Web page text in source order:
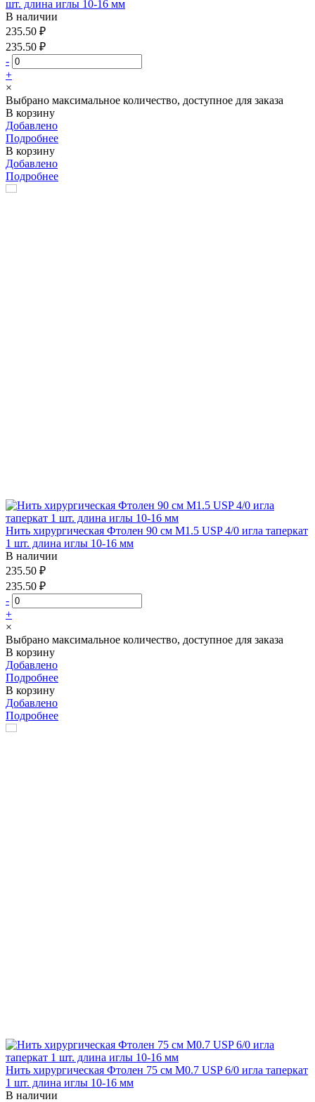
шт. длина иглы 10-16 мм
В наличии
235.50 ₽
235.50 ₽
-
+
×
Выбрано максимальное количество, доступное для заказа
В корзину
Добавлено
Подробнее
В корзину
Добавлено
Подробнее
Нить хирургическая Фтолен 90 см М1.5 USP 4/0 игла таперкат
1 шт. длина иглы 10-16 мм
В наличии
235.50 ₽
235.50 ₽
-
+
×
Выбрано максимальное количество, доступное для заказа
В корзину
Добавлено
Подробнее
В корзину
Добавлено
Подробнее
Нить хирургическая Фтолен 75 см М0.7 USP 6/0 игла таперкат
1 шт. длина иглы 10-16 мм
В наличии